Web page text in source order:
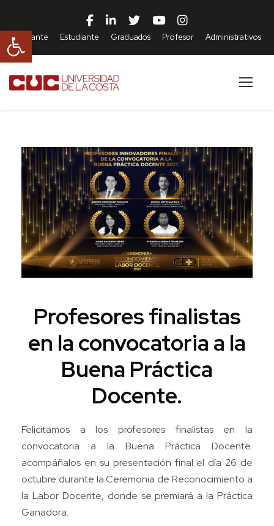
Abrir barra de herramientas
Aspirante Estudiante Graduados Profesor Administrativos
Profesores finalistas
en la convocatoria a la
Buena Práctica
Docente.
Felicitamos a los profesores finalistas en la
convocatoria a la Buena Práctica Docente.
acompáñalos en su presentación final el día 26 de
octubre durante la Ceremonia de Reconocimiento a
la Labor Docente, donde se premiará a la Práctica
Ganadora.